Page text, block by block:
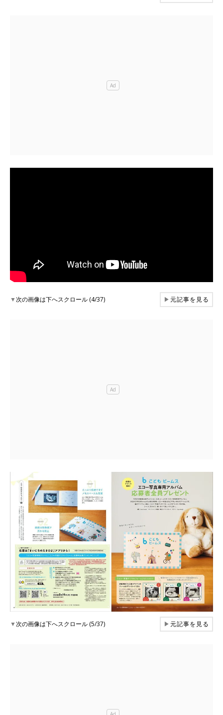
▼次の画像は下へスクロール (4/37) ▶元記事を見る
▼次の画像は下へスクロール (5/37) ▶元記事を見る